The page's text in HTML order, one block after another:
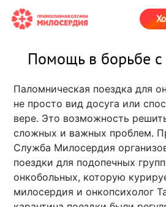
Помощь в борьбе с
Паломническая поездка для
не просто вид досуга или
вере. Это возможность
сложных и важных проблем.
Служба Милосердия
поездки для подопечных
онкобольных, которую
милосердия и онкопсихолог